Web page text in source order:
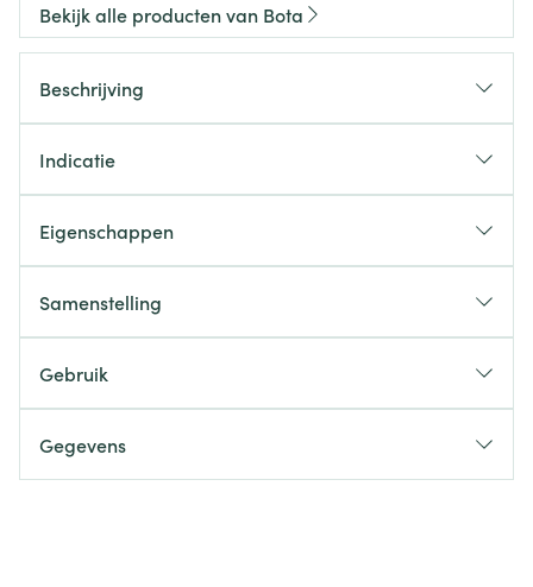
Bekijk alle producten van Bota
Beschrijving
Indicatie
Eigenschappen
Samenstelling
Gebruik
Gegevens